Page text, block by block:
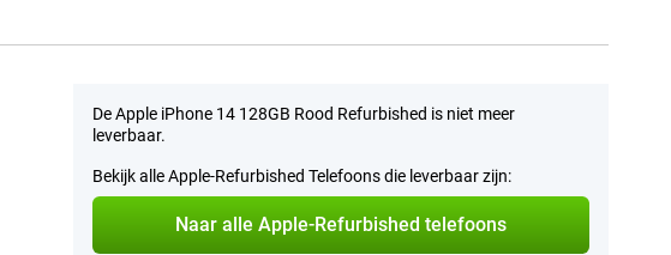
De Apple iPhone 14 128GB Rood Refurbished is niet meer
leverbaar.
Bekijk alle Apple-Refurbished Telefoons die leverbaar zijn:
Naar alle Apple-Refurbished telefoons